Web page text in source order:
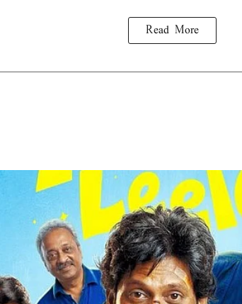
Read More